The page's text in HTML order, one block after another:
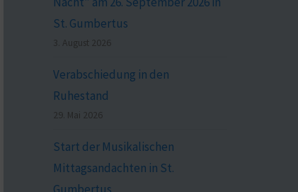
St. Gumbertus
3. August 2026
Verabschiedung in den
Ruhestand
29. Mai 2026
Start der Musikalischen
Mittagsandachten in St.